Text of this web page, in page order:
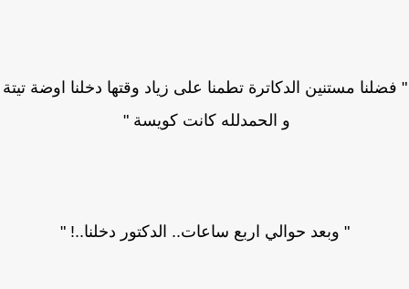
مستنين الدكاترة تطمنا على زياد وقتها دخلنا اوضة تيتة
و الحمدلله كانت كويسة "
" وبعد حوالي اربع ساعات.. الدكتور دخلنا..! "